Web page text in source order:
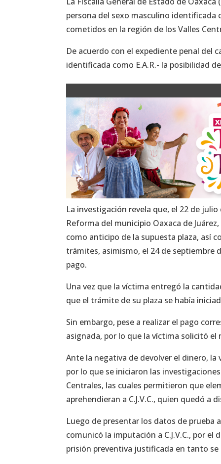
persona del sexo masculino identificada
cometidos en la región de los Valles
De acuerdo con el expediente penal del
identificada como E.A.R.- la posibilidad
La investigación revela que, el 22 de
Reforma del municipio Oaxaca de
como anticipo de la supuesta plaza, así
trámites, asimismo, el 24 de septiembre
pago.
Una vez que la víctima entregó la
que el trámite de su plaza se había
Sin embargo, pese a realizar el pago
asignada, por lo que la víctima solicitó el
Ante la negativa de devolver el dinero, la
por lo que se iniciaron las
Centrales, las cuales permitieron que
aprehendieran a C.J.V.C., quien quedó
Luego de presentar los datos de prueba
comunicó la imputación a C.J.V.C., por
prisión preventiva justificada en tanto